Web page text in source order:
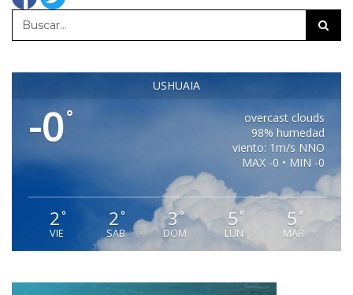
USHUAIA
-0°
overcast clouds
98% humedad
viento: 1m/s NNO
MAX -0 • MIN -0
2°
VIE
2 °
SAB
3°
DOM
5 °
LUN
5 °
MAR